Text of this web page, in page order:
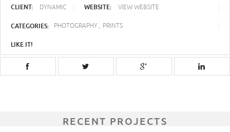
CLIENT: DYNAMIC WEBSITE: VIEW WEBSITE
CATEGORIES: PHOTOGRAPHY PRINTS
LIKE IT!
RECENT PROJECTS